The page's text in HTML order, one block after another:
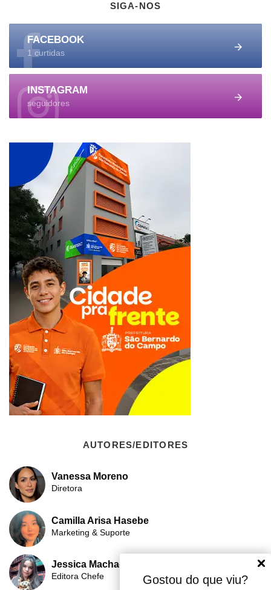
SIGA-NOS
FACEBOOK
1 curtidas
INSTAGRAM
seguidores
AUTORES/EDITORES
Vanessa Moreno
Diretora
Camilla Arisa Hasebe
Marketing & Suporte
Jessica Machado
Editora Chefe Gostou do que viu?